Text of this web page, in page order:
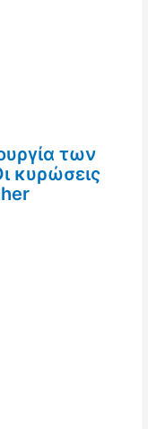
των
κυρώσεις